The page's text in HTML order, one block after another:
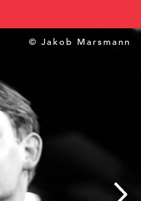
© Jakob Marsmann